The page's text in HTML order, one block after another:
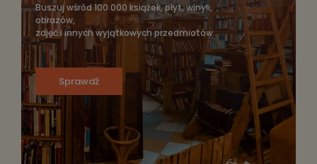
Buszuj wśród 100 000 książek, płyt, winyli,
obrazów,
zdjęć i innych wyjątkowych przedmiotów.
Sprawdź